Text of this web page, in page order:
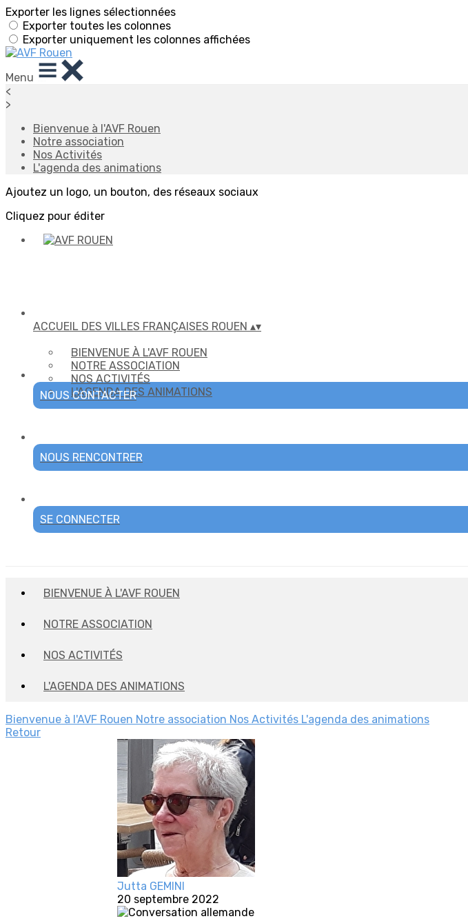
Exporter les lignes sélectionnées
Exporter toutes les colonnes
Exporter uniquement les colonnes affichées
Menu
<
>
Bienvenue à l'AVF Rouen
Notre association
Nos Activités
L'agenda des animations
Ajoutez un logo, un bouton, des réseaux sociaux
Cliquez pour éditer
ACCUEIL DES VILLES FRANÇAISES ROUEN ▴▾
BIENVENUE À L'AVF ROUEN
NOTRE ASSOCIATION
NOS ACTIVITÉS
L'AGENDA DES ANIMATIONS
NOUS CONTACTER
NOUS RENCONTRER
SE CONNECTER
BIENVENUE À L'AVF ROUEN
NOTRE ASSOCIATION
NOS ACTIVITÉS
L'AGENDA DES ANIMATIONS
Bienvenue à l'AVF Rouen Notre association Nos Activités L'agenda des animations
Retour
Jutta GEMINI
20 septembre 2022